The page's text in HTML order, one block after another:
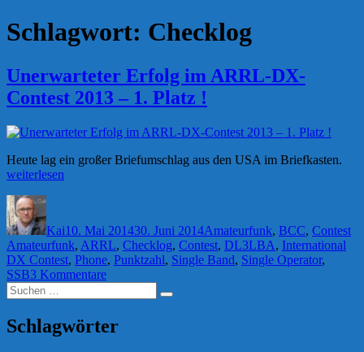
Schlagwort: Checklog
Unerwarteter Erfolg im ARRL-DX-
Contest 2013 – 1. Platz !
Heute lag ein großer Briefumschlag aus den USA im Briefkasten.
weiterlesen
Autor
Kai10. Mai 201430. Juni 2014Amateurfunk, BCC, Contest
Amateurfunk, ARRL, Checklog, Contest, DL3LBA, International
DX Contest, Phone, Punktzahl, Single Band, Single Operator,
SSB3 Kommentarezu
Erfolg
ARRL-
Suchen
nach:
Suchen
Schlagwörter